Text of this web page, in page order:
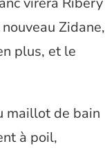
Zidane,
plus, et le
maillot de bain
à poil,